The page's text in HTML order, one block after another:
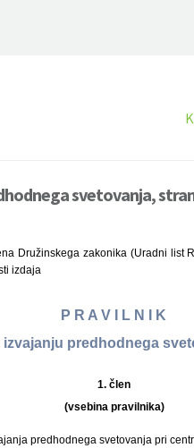
svetovanja,
Družinskega zakonika (Uradni list
izdaja
P R A V I L N I K
izvajanju predhodnega
1. člen
(vsebina pravilnika)
predhodnega svetovanja pri